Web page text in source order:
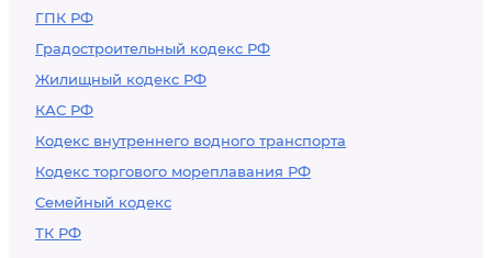
ГПК РФ
Градостроительный кодекс РФ
Жилищный кодекс РФ
КАС РФ
Кодекс внутреннего водного транспорта
Кодекс торгового мореплавания РФ
Семейный кодекс
ТК РФ